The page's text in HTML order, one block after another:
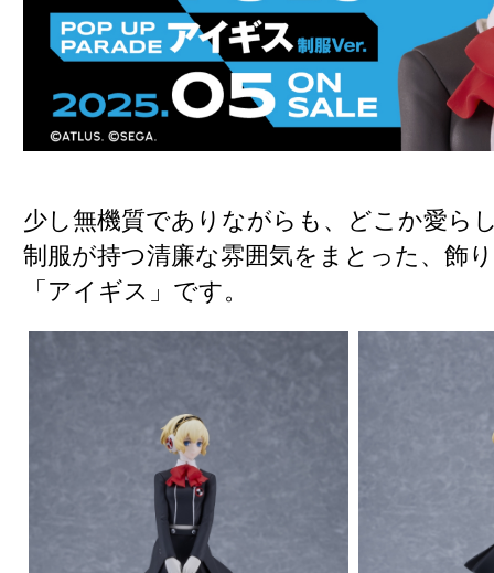
少し無機質でありながらも、どこか愛ら
制服が持つ清廉な雰囲気をまとった、飾
「アイギス」です。